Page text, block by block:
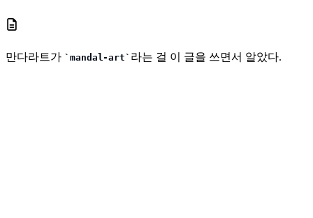
만다라트가 mandal-art 라는 걸 이 글을 쓰면서 알았다.